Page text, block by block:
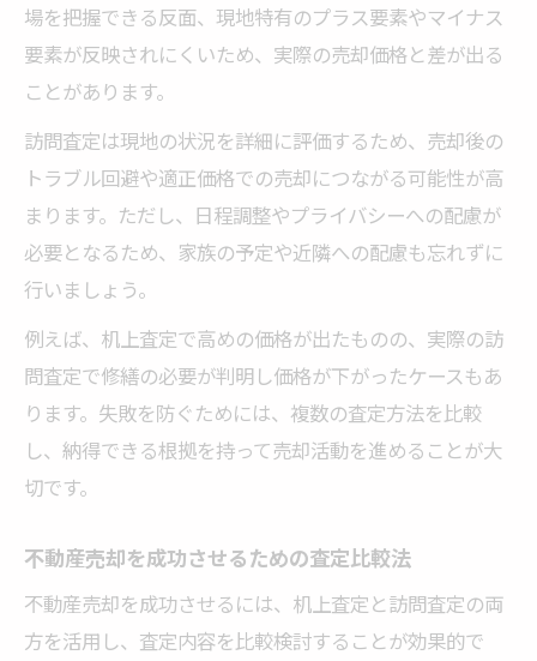
場を把握できる反面、現地特有のプラス要素やマイナス
要素が反映されにくいため、実際の売却価格と差が出る
ことがあります。
訪問査定は現地の状況を詳細に評価するため、売却後の
トラブル回避や適正価格での売却につながる可能性が高
まります。ただし、日程調整やプライバシーへの配慮が
必要となるため、家族の予定や近隣への配慮も忘れずに
行いましょう。
例えば、机上査定で高めの価格が出たものの、実際の訪
問査定で修繕の必要が判明し価格が下がったケースもあ
ります。失敗を防ぐためには、複数の査定方法を比較
し、納得できる根拠を持って売却活動を進めることが大
切です。
不動産売却を成功させるための査定比較法
不動産売却を成功させるには、机上査定と訪問査定の両
方を活用し、査定内容を比較検討することが効果的で